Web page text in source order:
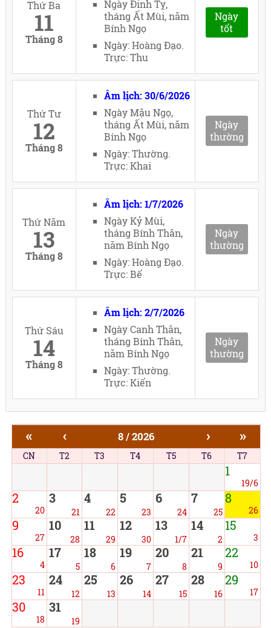
Thứ Ba
11
Tháng 8
Ngày Đinh Tỵ,
tháng Ất Mùi, năm
Bính Ngọ
Ngày: Hoàng Đạo.
Trực: Thu
Ngày
tốt
Thứ Tư
12
Tháng 8
Âm lịch: 30/6/2026
Ngày Mậu Ngọ,
tháng Ất Mùi, năm
Bính Ngọ
Ngày: Thường.
Trực: Khai
Ngày
thường
Thứ Năm
13
Tháng 8
Âm lịch: 1/7/2026
Ngày Kỷ Mùi,
tháng Bính Thân,
năm Bính Ngọ
Ngày: Hoàng Đạo.
Trực: Bế
Ngày
thường
Thứ Sáu
14
Tháng 8
Âm lịch: 2/7/2026
Ngày Canh Thân,
tháng Bính Thân,
năm Bính Ngọ
Ngày: Thường.
Trực: Kiến
Ngày
thường
« ‹ 8 / 2026 › »
CN T2 T3 T4 T5 T6 T7
1
19/6
2
20
3
21
4
22
5
23
6
24
7
25
8
26
9
27
10
28
11
29
12
30
13
1/7
14
2
15
3
16
4
17
5
18
6
19
7
20
8
21
9
22
10
23
11
24
12
25
13
26
14
27
15
28
16
29
17
30
18
31
19